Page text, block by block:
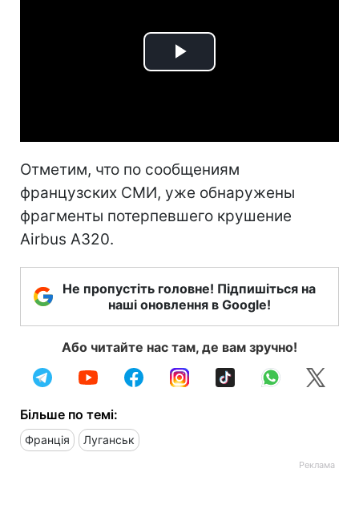
Play
Отметим, что по сообщениям
французских СМИ, уже обнаружены
фрагменты потерпевшего крушение
Airbus A320.
Не пропустіть головне! Підпишіться на
наші оновлення в Google!
Або читайте нас там, де вам зручно!
Більше по темі:
Франція Луганськ